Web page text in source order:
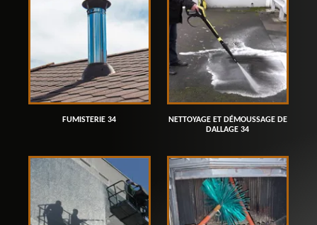
FUMISTERIE 34
NETTOYAGE ET DÉMOUSSAGE DE
DALLAGE 34